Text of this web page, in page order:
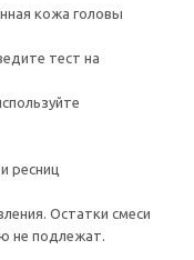
кожа головы
тест на
ресниц
Остатки смеси
не подлежат.